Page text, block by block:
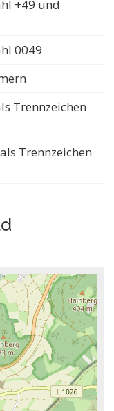
+49 und
0049
Trennzeichen
Trennzeichen